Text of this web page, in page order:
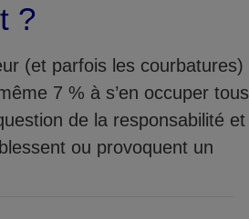
?
(et parfois les courbatures)
7 % à s’en occuper tous
de la responsabilité et
ou provoquent un